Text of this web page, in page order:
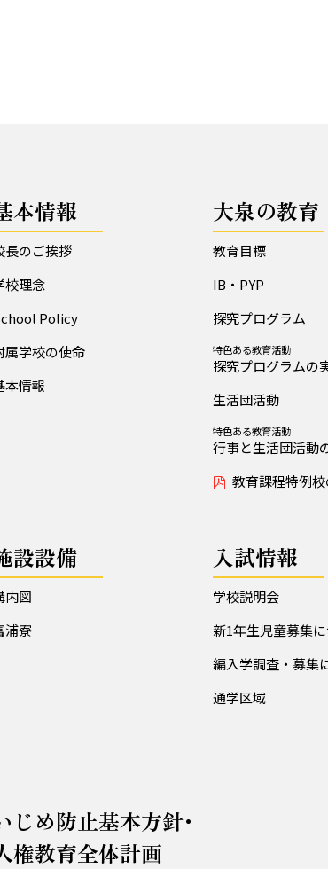
本情報
長のご挨拶
校理念
Policy
属学校の使命
本情報
大泉の教育
教育目標
IB・PYP
探究プログラム
特色ある教育活動
探究プログラムの
生活団活動
特色ある教育活動
行事と生活団活動
教育課程特例
設設備
内図
浦寮
入試情報
学校説明会
新1年生児童募集
編入学調査・募集
通学区域
じめ防止基本方針･
権教育全体計画